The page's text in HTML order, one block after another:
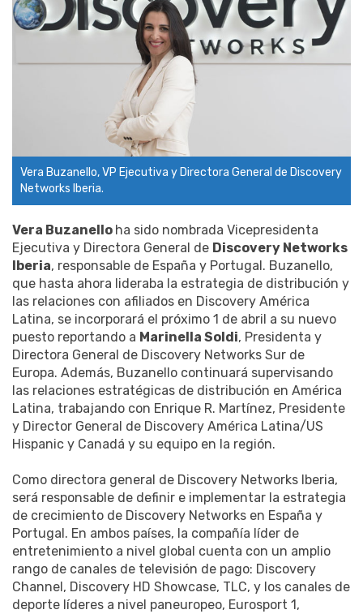
Vera Buzanello, VP Ejecutiva y Directora General de Discovery
Networks Iberia.
Vera Buzanello ha sido nombrada Vicepresidenta
Ejecutiva y Directora General de Discovery Networks
Iberia, responsable de España y Portugal. Buzanello,
que hasta ahora lideraba la estrategia de distribución y
las relaciones con afiliados en Discovery América
Latina, se incorporará el próximo 1 de abril a su nuevo
puesto reportando a Marinella Soldi, Presidenta y
Directora General de Discovery Networks Sur de
Europa. Además, Buzanello continuará supervisando
las relaciones estratégicas de distribución en América
Latina, trabajando con Enrique R. Martínez, Presidente
y Director General de Discovery América Latina/US
Hispanic y Canadá y su equipo en la región.
Como directora general de Discovery Networks Iberia,
será responsable de definir e implementar la estrategia
de crecimiento de Discovery Networks en España y
Portugal. En ambos países, la compañía líder de
entretenimiento a nivel global cuenta con un amplio
rango de canales de televisión de pago: Discovery
Channel, Discovery HD Showcase, TLC, y los canales de
deporte líderes a nivel paneuropeo, Eurosport 1,